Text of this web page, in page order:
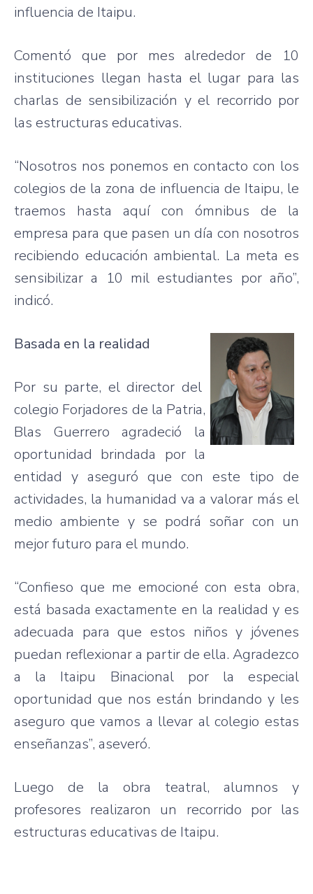
influencia de Itaipu.
Comentó que por mes alrededor de 10
instituciones llegan hasta el lugar para las
charlas de sensibilización y el recorrido por
las estructuras educativas.
“Nosotros nos ponemos encontacto con los
colegios de la zona de influencia de Itaipu, le
traemos
hasta aquícon ómnibus de la
empresa para que pasen undía con nosotros
recibiendo educación ambiental. La metaes
sensibilizar a 10 milestudiantes por año”,
indicó.
Basada en la realidad
Por su parte, el director del
colegio Forjadores de la Patria,
Blas Guerreroagradeció la
oportunidad brindada porla
entidad y aseguró que con este tipo de
actividades, la humanidad va a valorar más el
medio ambiente y se podrá soñar con un
mejorfuturo para el mundo.
“Confieso que me emocioné conesta obra,
está basada exactamente en la realidad yes
adecuada para que estos niños y jóvenes
puedan reflexionara partirde ella. Agradezco
a la Itaipu Binacional porla especial
oportunidad que nos están brindando y les
aseguro que vamos a llevar alcolegio estas
enseñanzas”, aseveró.
Luego de la obra teatral, alumnos y
profesores realizaron un recorrido por las
estructuras educativas de Itaipu.